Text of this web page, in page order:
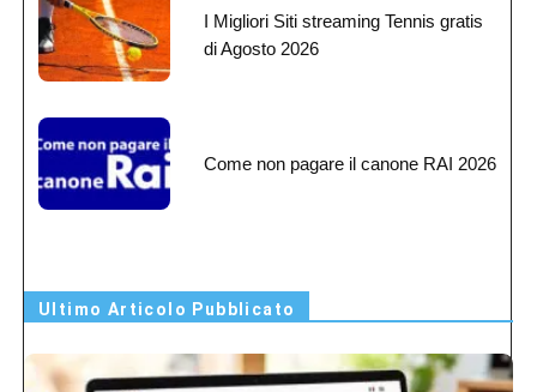
I Migliori Siti streaming Tennis gratis
di Agosto 2026
Come non pagare il canone RAI 2026
Ultimo Articolo Pubblicato